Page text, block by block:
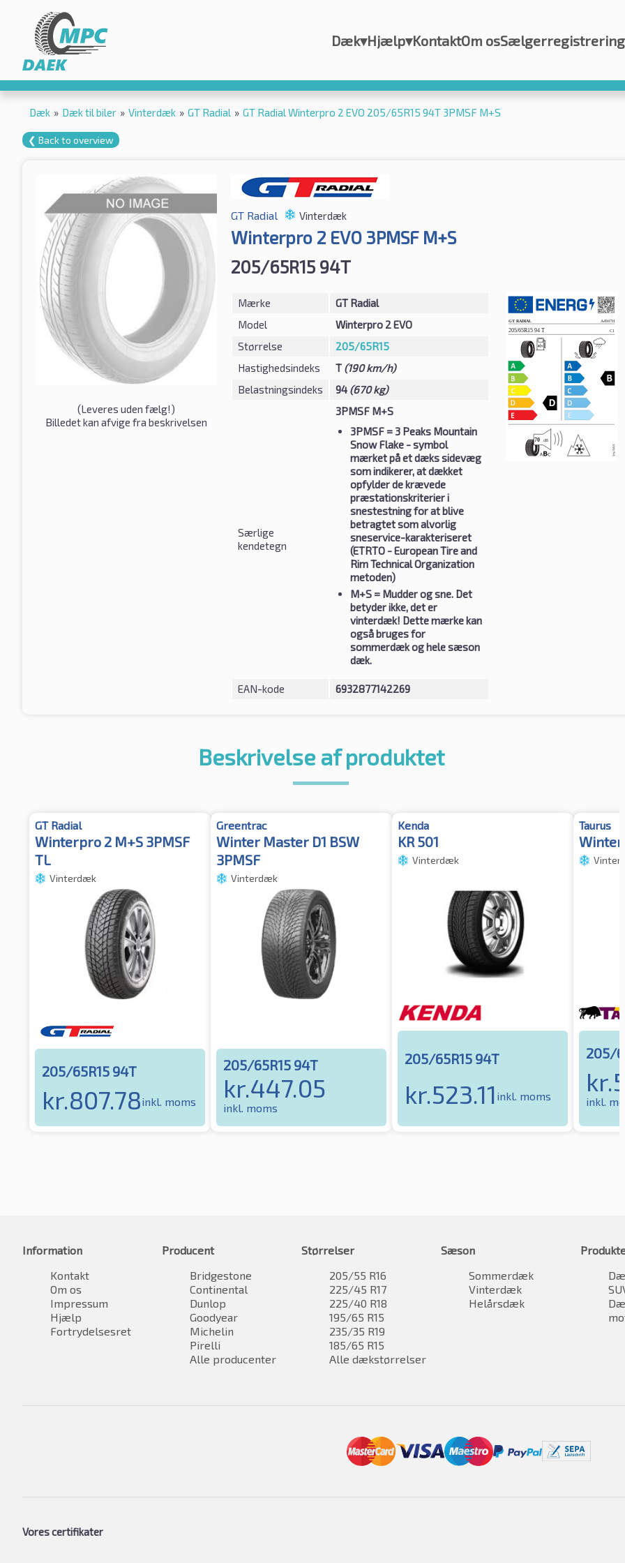
Dæk▾Hjælp▾KontaktOm osSælgerregistrering
Dæk » Dæk til biler » Vinterdæk » GT Radial » GT Radial Winterpro 2 EVO 205/65R15 94T 3PMSF M+S
❮ Back to overview
(Leveres uden fælg!)
Billedet kan afvige fra beskrivelsen
GT Radial Vinterdæk
Winterpro 2 EVO 3PMSF M+S
205/65R15 94T
Mærke
GT Radial
Model
Winterpro 2 EVO
Størrelse
205/65R15
Hastighedsindeks
T (190 km/h)
Belastningsindeks
94 (670 kg)
Særlige
kendetegn
3PMSF M+S
3PMSF= 3 Peaks Mountain
Snow Flake - symbol
mærket på et dæks sidevæg
som indikerer, at dækket
opfylder de krævede
præstationskriterier i
snestestning for at blive
betragtet som alvorlig
sneservice-karakteriseret
(ETRTO - European Tire and
Rim Technical Organization
metoden)
M+S= Mudder og sne. Det
betyder ikke, det er
vinterdæk! Dette mærke kan
også bruges for
sommerdæk og hele sæson
dæk.
EAN-kode 6932877142269
Beskrivelse af produktet
GT Radial
Winterpro 2 M+S 3PMSF
TL
Vinterdæk
205/65R15 94T
kr.807.78inkl. moms
Greentrac
Winter Master D1 BSW
3PMSF
Vinterdæk
205/65R15 94T
kr.447.05
inkl. moms
Kenda
KR 501
Vinterdæk
205/65R15 94T
kr.523.11 inkl. moms
Taurus
Winter
205/
kr.
inkl.
Information
Kontakt
Om os
Impressum
Hjælp
Fortrydelsesret
Producent
Bridgestone
Continental
Dunlop
Goodyear
Michelin
Pirelli
Alle producenter
Størrelser
205/55 R16
225/45 R17
225/40 R18
195/65 R15
235/35 R19
185/65 R15
Alle dækstørrelser
Sæson
Sommerdæk
Vinterdæk
Helårsdæk
Vores certifikater